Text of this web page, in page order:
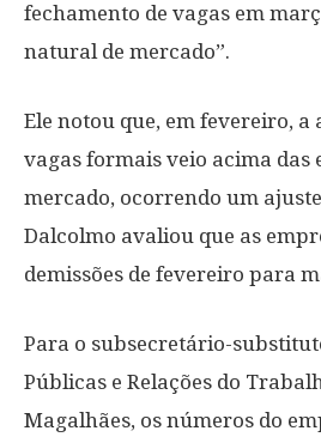
fechamento de vagas em
natural de mercado”.
Ele notou que, em fevereiro,
vagas formais veio acima das
mercado, ocorrendo um
Dalcolmo avaliou que as
demissões de fevereiro para
Para o subsecretário-
Públicas e Relações do
Magalhães, os números do